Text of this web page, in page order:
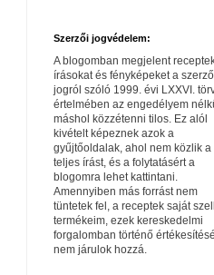
Szerzői jogvédelem:
A blogomban megjelent
írásokat és fényképeket a
jogról szóló 1999. évi LXXVI.
értelmében az engedélyem
máshol közzétenni tilos. Ez alól
kivételt képeznek azok a
gyűjtőoldalak, ahol nem közlik a
teljes írást, és a folytatásért a
blogomra lehet kattintani.
Amennyiben más forrást nem
tüntetek fel, a receptek saját
termékeim, ezek kereskedelmi
forgalomban történő
nem járulok hozzá.